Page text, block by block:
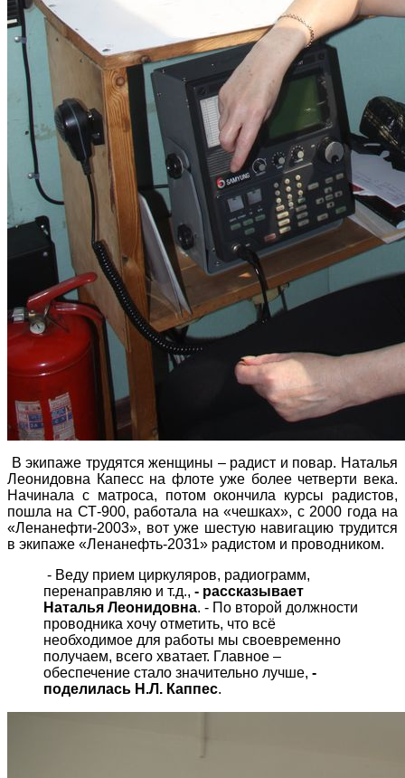
В экипаже трудятся женщины – радист и повар. Наталья
Леонидовна Капесс на флоте уже более четверти века.
Начинала с матроса, потом окончила курсы радистов,
пошла на СТ-900, работала на «чешках», с 2000 года на
«Ленанефти-2003», вот уже шестую навигацию трудится
в экипаже «Ленанефть-2031» радистом и проводником.
- Веду прием циркуляров, радиограмм,
перенаправляю и т.д., - рассказывает
Наталья Леонидовна. - По второй должности
проводника хочу отметить, что всё
необходимое для работы мы своевременно
получаем, всего хватает. Главное –
обеспечение стало значительно лучше, -
поделилась Н.Л. Каппес.